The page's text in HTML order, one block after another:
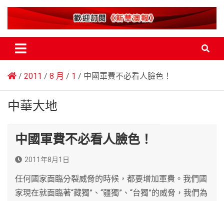
新華澳報
2011 8 月 1 中國軍費不必看人臉色！
中華大地
中國軍費不必看人臉色！
2011年8月1日
任何國家面臨分裂威脅的時候，都要增加軍費。我們國
家現在就面臨著“藏獨”、“疆獨”、“台獨”的威脅，我們為